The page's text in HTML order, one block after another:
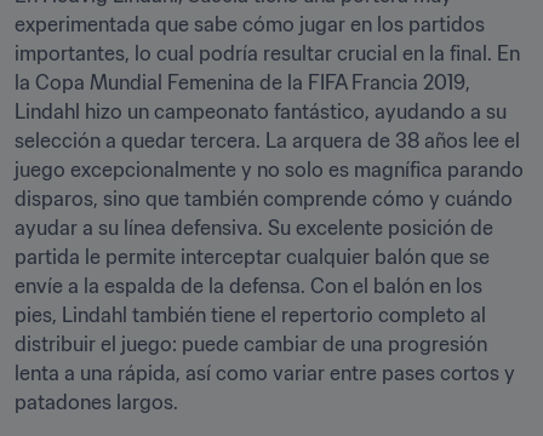
experimentada que sabe cómo jugar en los partidos
importantes, lo cual podría resultar crucial en la final. En
la Copa Mundial Femenina de la FIFA Francia 2019,
Lindahl hizo un campeonato fantástico, ayudando a su
selección a quedar tercera. La arquera de 38 años lee el
juego excepcionalmente y no solo es magnífica parando
disparos, sino que también comprende cómo y cuándo
ayudar a su línea defensiva. Su excelente posición de
partida le permite interceptar cualquier balón que se
envíe a la espalda de la defensa. Con el balón en los
pies, Lindahl también tiene el repertorio completo al
distribuir el juego: puede cambiar de una progresión
lenta a una rápida, así como variar entre pases cortos y
patadones largos.